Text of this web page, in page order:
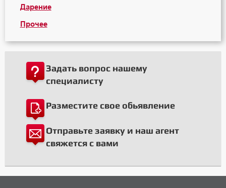
Дарение
Прочее
Задать вопрос нашему
специалисту
Разместите свое обьявление
Отправьте заявку и наш агент
свяжется с вами